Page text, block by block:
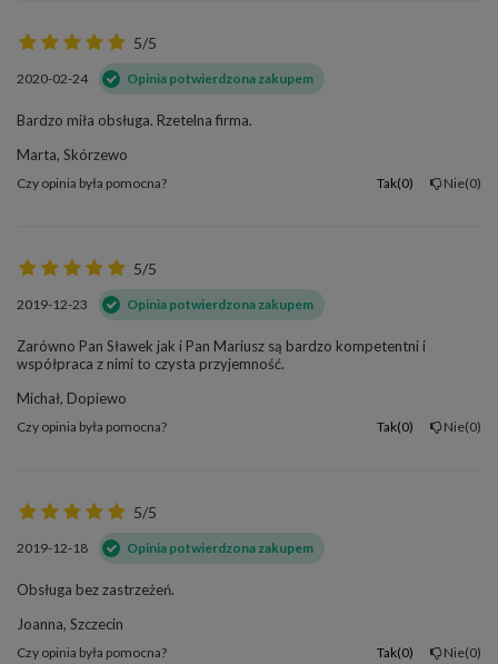
5/5
2020-02-24 Opinia potwierdzona zakupem
Bardzo miła obsługa. Rzetelna firma.
Marta, Skórzewo
Czy opinia była pomocna? Tak 0 Nie 0
5/5
2019-12-23 Opinia potwierdzona zakupem
Zarówno Pan Sławek jak i Pan Mariusz są bardzo kompetentni i
współpraca z nimi to czysta przyjemność.
Michał, Dopiewo
Czy opinia była pomocna? Tak 0 Nie 0
5/5
2019-12-18 Opinia potwierdzona zakupem
Obsługa bez zastrzeżeń.
Joanna, Szczecin
Czy opinia była pomocna? Tak 0 Nie 0